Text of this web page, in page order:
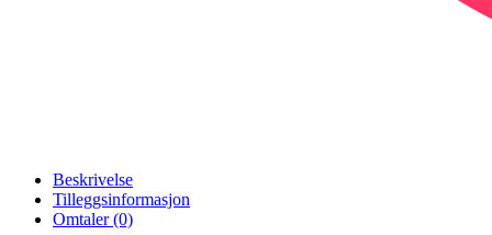
Beskrivelse
Tilleggsinformasjon
Omtaler (0)